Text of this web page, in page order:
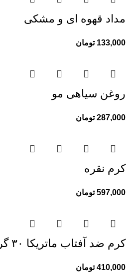
مداد قهوه ای و مشکی
133,000 تومان
روغن سیاهی مو
287,000 تومان
کرم نقره
597,000 تومان
کرم ضد آفتاب ماتریکا ۳۰ گرمی
410,000 تومان